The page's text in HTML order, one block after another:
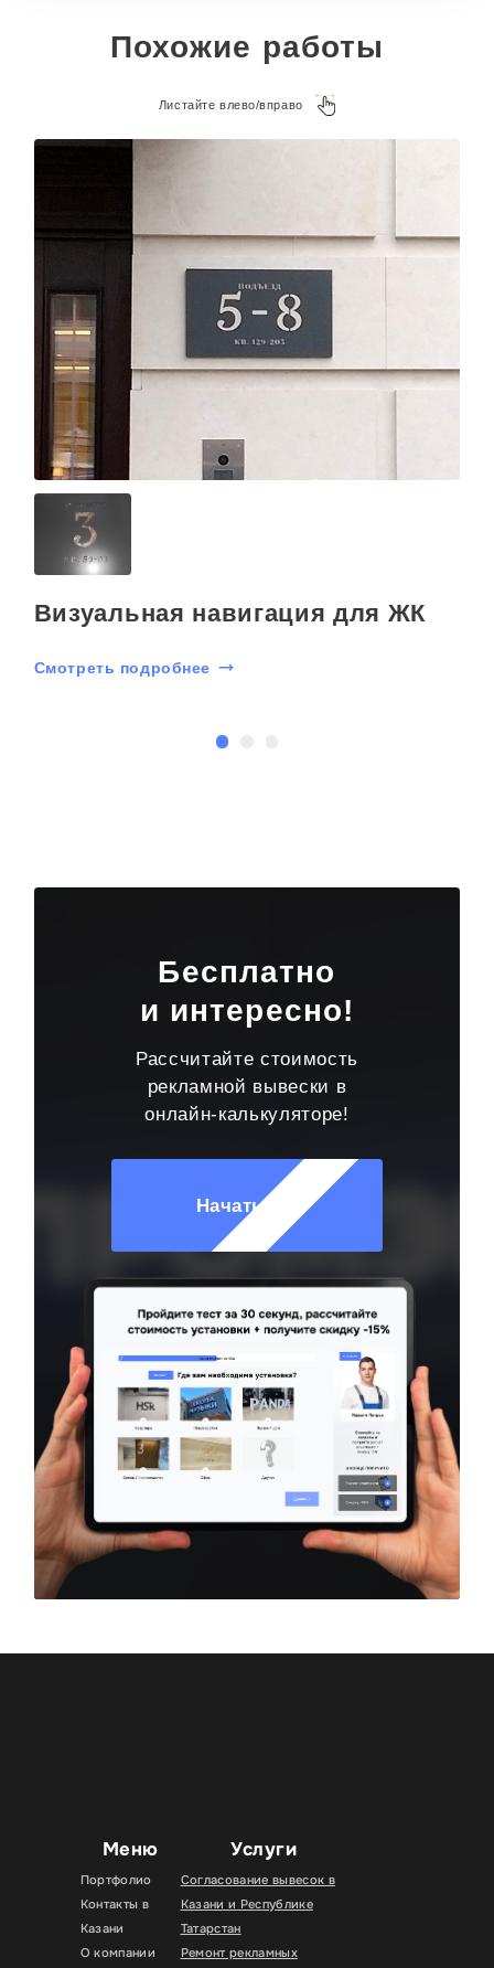
Похожие работы
Листайте влево/вправо
Визуальная навигация для ЖК
Смотреть подробнее
Бесплатно
и интересно!
Рассчитайте стоимость
рекламной вывески в
онлайн-калькуляторе!
Начать
Меню
Портфолио
Контакты в
Казани
О компании
Услуги
Согласование вывесок в
Казани и Республике
Татарстан
Ремонт рекламных